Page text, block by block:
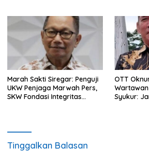
Marah Sakti Siregar: Penguji
UKW Penjaga Marwah Pers,
SKW Fondasi Integritas
OTT
Syukur:
Tinggalkan Balasan